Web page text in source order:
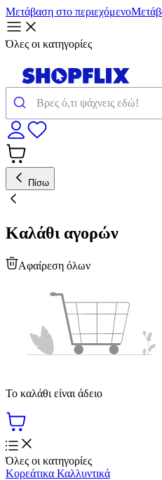
Μετάβαση στο περιεχόμενο
Όλες οι κατηγορίες
Πίσω
Καλάθι αγορών
Αφαίρεση όλων
Το καλάθι είναι άδειο
Όλες οι κατηγορίες
Κορεάτικα Καλλυντικά